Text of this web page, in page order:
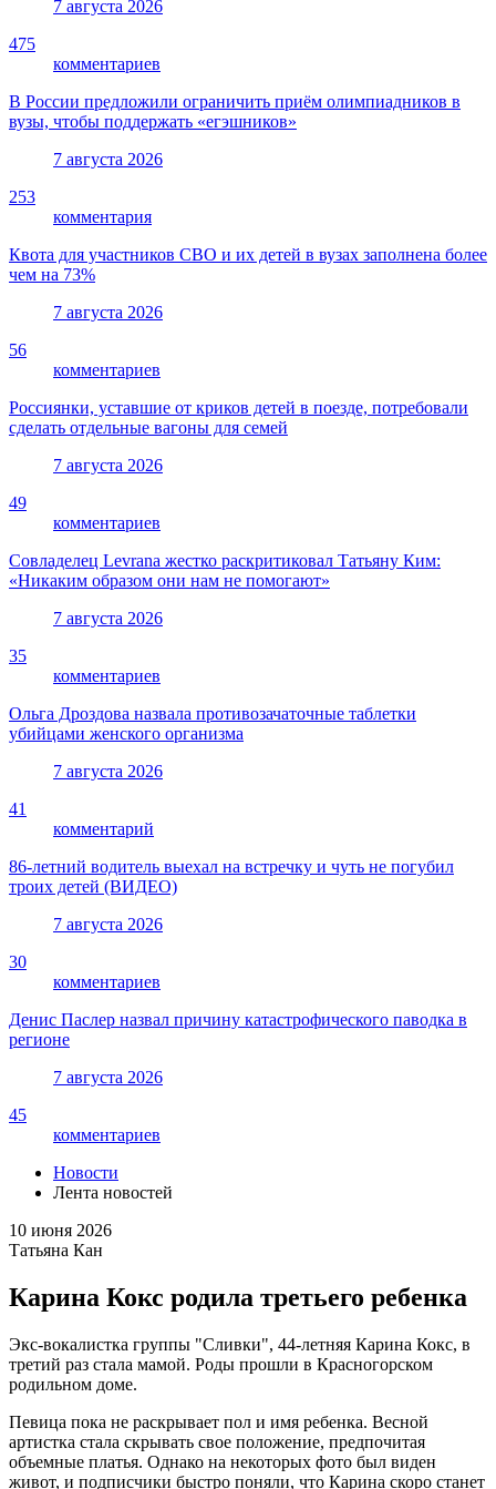
7 августа 2026
475
комментариев
В России предложили ограничить приём олимпиадников в
вузы, чтобы поддержать «егэшников»
7 августа 2026
253
комментария
Квота для участников СВО и их детей в вузах заполнена более
чем на 73%
7 августа 2026
56
комментариев
Россиянки, уставшие от криков детей в поезде, потребовали
сделать отдельные вагоны для семей
7 августа 2026
49
комментариев
Совладелец Levrana жестко раскритиковал Татьяну Ким:
«Никаким образом они нам не помогают»
7 августа 2026
35
комментариев
Ольга Дроздова назвала противозачаточные таблетки
убийцами женского организма
7 августа 2026
41
комментарий
86-летний водитель выехал на встречку и чуть не погубил
троих детей (ВИДЕО)
7 августа 2026
30
комментариев
Денис Паслер назвал причину катастрофического паводка в
регионе
7 августа 2026
45
комментариев
Новости
Лента новостей
10 июня 2026
Татьяна Кан
Карина Кокс родила третьего ребенка
Экс-вокалистка группы "Сливки", 44-летняя Карина Кокс, в
третий раз стала мамой. Роды прошли в Красногорском
родильном доме.
Певица пока не раскрывает пол и имя ребенка. Весной
артистка стала скрывать свое положение, предпочитая
объемные платья. Однако на некоторых фото был виден
живот, и подписчики быстро поняли, что Карина скоро станет